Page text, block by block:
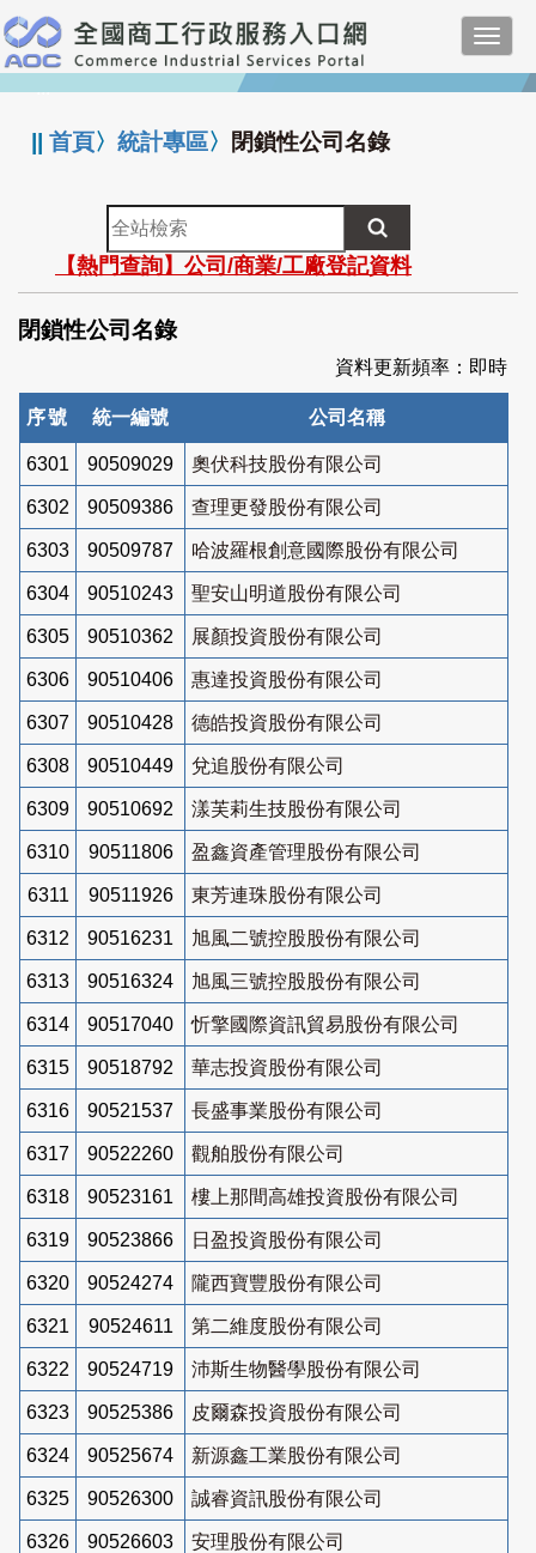
跳
到
主
要
:::
||首頁〉統計專區〉 閉鎖性公司名錄
全
站
檢
索
【熱門查詢】公司/商業/工廠登記資料
閉鎖性公司名錄
資料更新頻率：即時
序號 統一編號 公司名稱
6301 90509029 奧伏科技股份有限公司
6302 90509386 查理更發股份有限公司
6303 90509787 哈波羅根創意國際股份有限公司
6304 90510243 聖安山明道股份有限公司
6305 90510362 展顏投資股份有限公司
6306 90510406 惠達投資股份有限公司
6307 90510428 德皓投資股份有限公司
6308 90510449 兌追股份有限公司
6309 90510692 漾芙莉生技股份有限公司
6310 90511806 盈鑫資產管理股份有限公司
6311 90511926 東芳連珠股份有限公司
6312 90516231 旭風二號控股股份有限公司
6313 90516324 旭風三號控股股份有限公司
6314 90517040 忻擎國際資訊貿易股份有限公司
6315 90518792 華志投資股份有限公司
6316 90521537 長盛事業股份有限公司
6317 90522260 觀舶股份有限公司
6318 90523161 樓上那間高雄投資股份有限公司
6319 90523866 日盈投資股份有限公司
6320 90524274 隴西寶豐股份有限公司
6321 90524611 第二維度股份有限公司
6322 90524719 沛斯生物醫學股份有限公司
6323 90525386 皮爾森投資股份有限公司
6324 90525674 新源鑫工業股份有限公司
6325 90526300 誠睿資訊股份有限公司
6326 90526603 安理股份有限公司